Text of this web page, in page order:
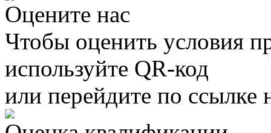
Оцените нас
Чтобы оценить условия
используйте QR-код
или перейдите по ссылке